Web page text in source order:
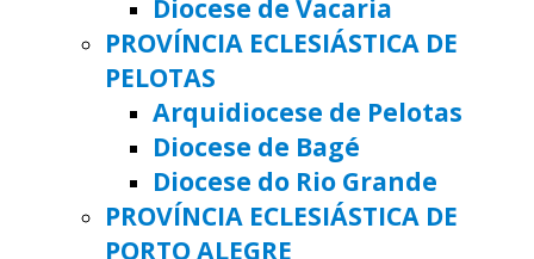
Diocese de Vacaria
PROVÍNCIA ECLESIÁSTICA DE
PELOTAS
Arquidiocese de Pelotas
Diocese de Bagé
Diocese do Rio Grande
PROVÍNCIA ECLESIÁSTICA DE
PORTO ALEGRE